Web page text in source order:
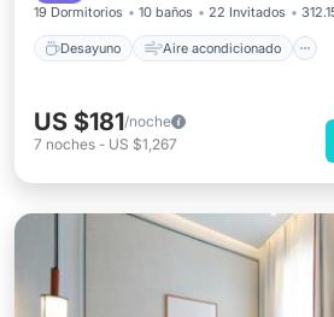
19 Dormitorios 10 baños 22 Invitados
Desayuno Aire acondicionado
US $181/noche
7 noches - US $1,267